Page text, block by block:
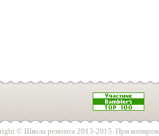
© Школа ремонта 2013-2015. При